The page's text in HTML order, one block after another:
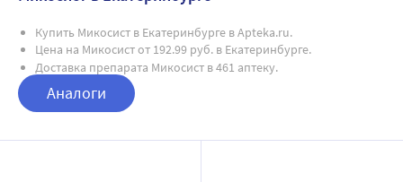
Купить Микосист в Екатеринбурге в Apteka.ru.
Цена на Микосист от 192.99 руб. в Екатеринбурге.
Доставка препарата Микосист в 461 аптеку.
Аналоги